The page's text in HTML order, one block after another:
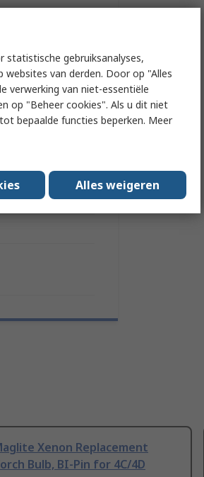
Bulb
Xenon Replacement
Bulb, BI-Pin for 4C/4D
statistische gebruiksanalyses,
van derden. Door op "Alles
verwerking van niet-essentiële
op "Beheer cookies". Als u dit niet
bepaalde functies beperken. Meer
Alles weigeren